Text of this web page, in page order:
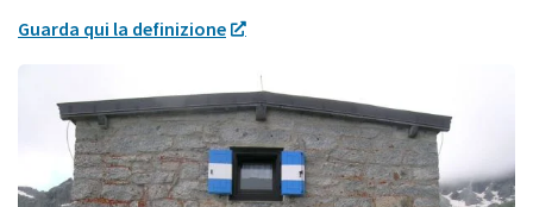
Guarda qui la definizione